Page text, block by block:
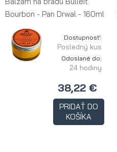
Bourbon - Pan Drwal - 160ml
Dostupnosť:
Posledný kus
Odoslané do:
24 hodiny
38,22 €
PRIDAŤ DO
KOŠÍKA